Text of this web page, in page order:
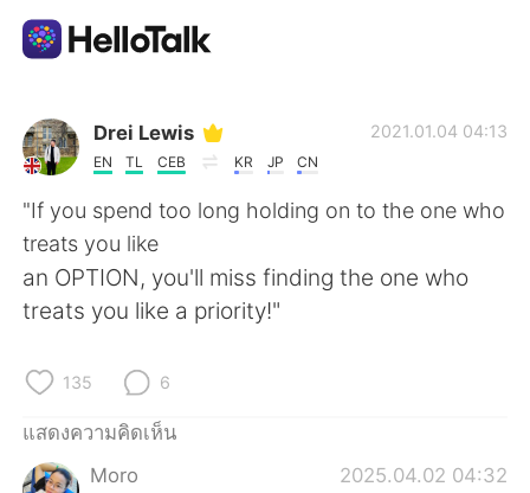
แอปแลกเปลี่ยนทางภาษา
AI Grammar Checker
ไทย
繁體中文
العربية
Drei Lewis
EN TL CEB KR JP CN
2021.01.04 04:13
"If you spend too long holding on to the one who
treats you like
an OPTION, you'll miss finding the one who
treats you like a priority!"
135 6
แสดงความคิดเห็น
Moro
2025.04.02 04:32